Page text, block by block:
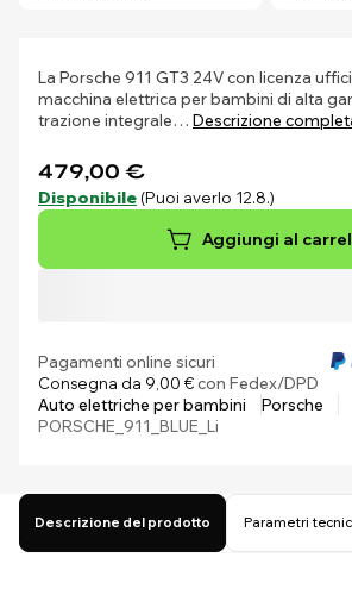
La Porsche 911 GT3 24V con licenza
macchina elettrica per bambini di alta
trazione integrale… Descrizione
479,00 €
Disponibile (Puoi averlo 12.8.)
Aggiungi al
Pagamenti online sicuri
Consegna da 9,00 €con Fedex/DPD
Auto elettriche per bambini
Porsche
PORSCHE_911_BLUE_Li
Descrizione del prodotto Parametri